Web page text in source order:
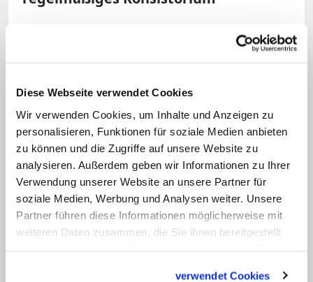
Diese Webseite verwendet Cookies
Wir verwenden Cookies, um Inhalte und Anzeigen zu
personalisieren, Funktionen für soziale Medien anbieten
zu können und die Zugriffe auf unsere Website zu
analysieren. Außerdem geben wir Informationen zu Ihrer
Verwendung unserer Website an unsere Partner für
soziale Medien, Werbung und Analysen weiter. Unsere
Partner führen diese Informationen möglicherweise mit
weiteren Daten zusammen, die Sie ihnen bereitgestellt
verwendet Cookies
Laut Hünermann habe der Papst die
ersten Schritte zur Umsetzung der von
eingeleitet. Auf der Ebene des Vatikan sei
der sogenannteK9-Rat"eine Vorform für
ein regelmäßiges Konsistorium". So
einen "Senat der Kirche" habe es in der
Vergangenheit lange gegeben, betont
der 86-Jährige. Dieser sei früher fast
wöchentlich zusammen gekommen und